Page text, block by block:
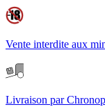
Vente interdite aux
Livraison par